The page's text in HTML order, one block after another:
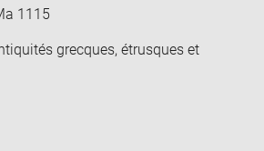
1115
grecques, étrusques et